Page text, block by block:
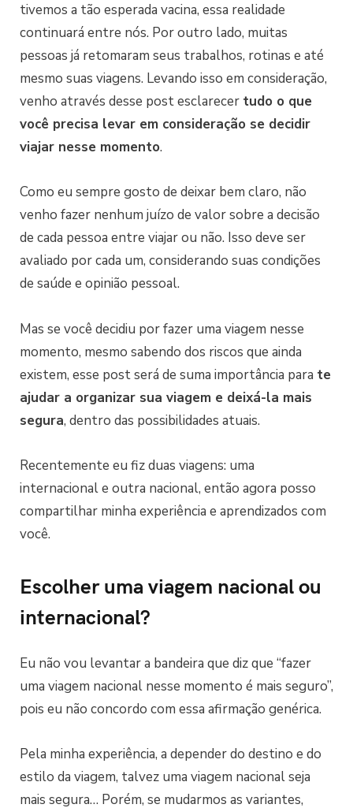
tivemos a tão esperada vacina, essa realidade
continuará entre nós. Por outro lado, muitas
pessoas já retomaram seus trabalhos, rotinas e até
mesmo suas viagens. Levando isso em consideração,
venho através desse post esclarecer tudo o que
você precisa levar em consideração se decidir
viajar nesse momento.
Como eu sempre gosto de deixar bem claro, não
venho fazer nenhum juízo de valor sobre a decisão
de cada pessoa entre viajar ou não. Isso deve ser
avaliado por cada um, considerando suas condições
de saúde e opinião pessoal.
Mas se você decidiu por fazer uma viagem nesse
momento, mesmo sabendo dos riscos que ainda
existem, esse post será de suma importância para te
ajudar a organizar sua viagem e deixá-la mais
segura, dentro das possibilidades atuais.
Recentemente eu fiz duas viagens: uma
internacional e outra nacional, então agora posso
compartilhar minha experiência e aprendizados com
você.
Escolher uma viagem nacional ou
internacional?
Eu não vou levantar a bandeira que diz que “fazer
uma viagem nacional nesse momento é mais seguro”,
pois eu não concordo com essa afirmação genérica.
Pela minha experiência, a depender do destino e do
estilo da viagem, talvez uma viagem nacional seja
mais segura… Porém, se mudarmos as variantes,